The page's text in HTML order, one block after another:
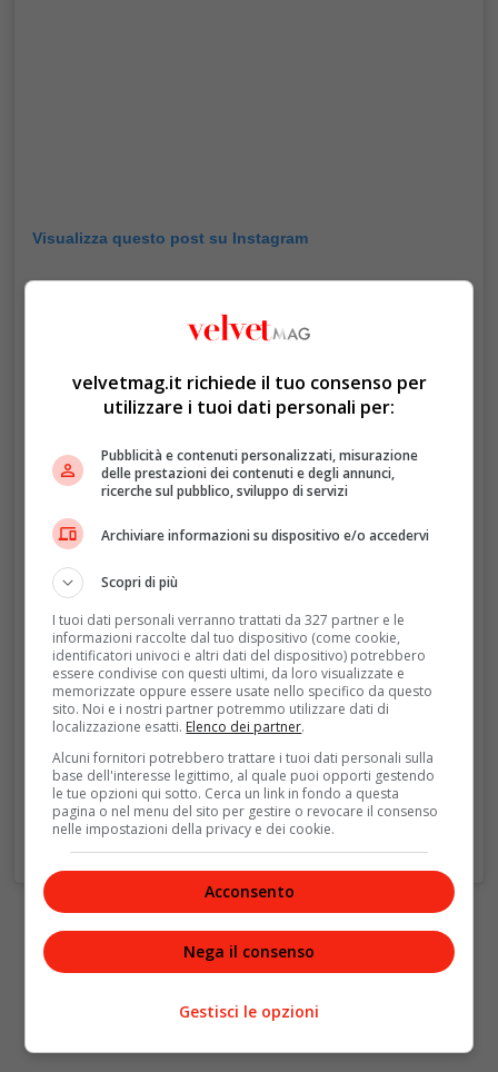
Visualizza questo post su Instagram
velvetmag.it richiede il tuo consenso per
utilizzare i tuoi dati personali per:
Pubblicità e contenuti personalizzati, misurazione
delle prestazioni dei contenuti e degli annunci,
ricerche sul pubblico, sviluppo di servizi
Archiviare informazioni su dispositivo e/o accedervi
Scopri di più
I tuoi dati personali verranno trattati da 327 partner e le
informazioni raccolte dal tuo dispositivo (come cookie,
identificatori univoci e altri dati del dispositivo) potrebbero
essere condivise con questi ultimi, da loro visualizzate e
memorizzate oppure essere usate nello specifico da questo
sito. Noi e i nostri partner potremmo utilizzare dati di
localizzazione esatti. Elenco dei partner.
Alcuni fornitori potrebbero trattare i tuoi dati personali sulla
base dell'interesse legittimo, al quale puoi opporti gestendo
le tue opzioni qui sotto. Cerca un link in fondo a questa
pagina o nel menu del sito per gestire o revocare il consenso
nelle impostazioni della privacy e dei cookie.
Acconsento
Nega il consenso
Gestisci le opzioni